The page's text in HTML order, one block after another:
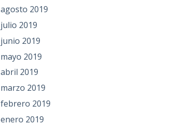
agosto 2019
julio 2019
junio 2019
mayo 2019
abril 2019
marzo 2019
febrero 2019
enero 2019